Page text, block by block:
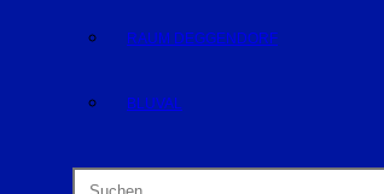
RAUM DEGGENDORF
BLUVAL